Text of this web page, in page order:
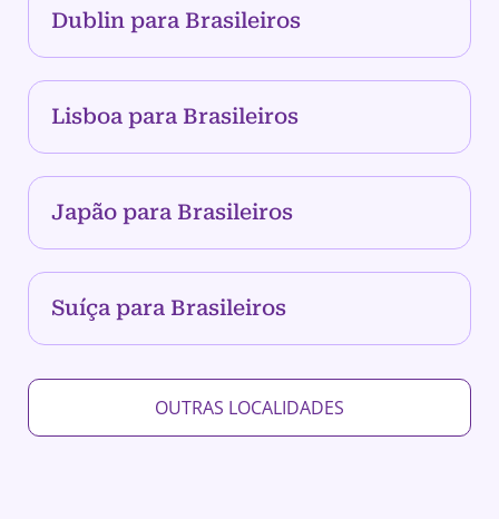
Dublin para Brasileiros
Lisboa para Brasileiros
Japão para Brasileiros
Suíça para Brasileiros
OUTRAS LOCALIDADES